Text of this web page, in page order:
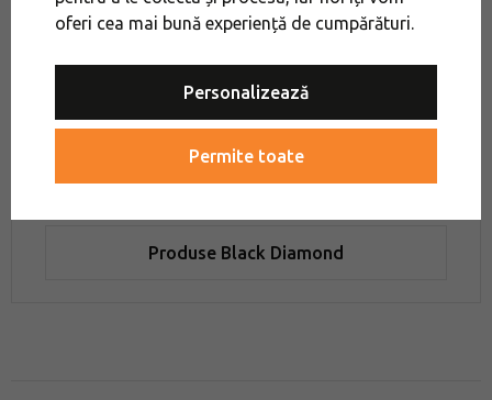
Orașul Salt Lake a devenit terenul ideal de testare,
unde angajații au proiectat și dezvoltat produse
pe care le puteau apoi testa în Munții Wasatch
sporturilor montane.
Produse Black Diamond
oferi cea mai bună experiență de cumpărături.
Personalizează
Permite toate